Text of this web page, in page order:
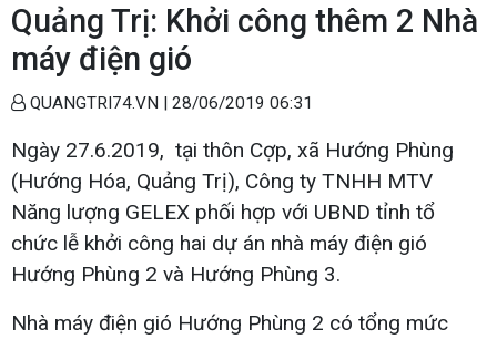
Quảng Trị: Khởi công thêm 2 Nhà
máy điện gió
QUANGTRI74.VN | 28/06/2019 06:31
Ngày 27.6.2019, tại thôn Cợp, xã Hướng Phùng
(Hướng Hóa, Quảng Trị), Công ty TNHH MTV
Năng lượng GELEX phối hợp với UBND tỉnh tổ
chức lễ khởi công hai dự án nhà máy điện gió
Hướng Phùng 2 và Hướng Phùng 3.
Nhà máy điện gió Hướng Phùng 2 có tổng mức